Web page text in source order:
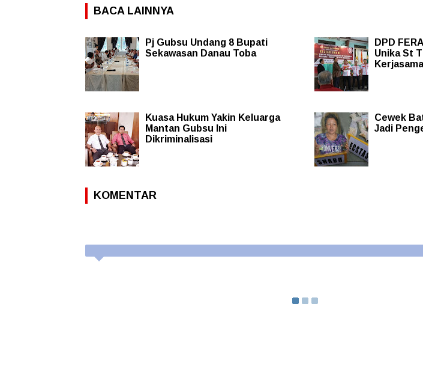
BACA LAINNYA
Pj Gubsu Undang 8 Bupati
Sekawasan Danau Toba
DPD
Unika St
Kuasa Hukum Yakin Keluarga
Mantan Gubsu Ini
Dikriminalisasi
Cewek
Jadi
KOMENTAR